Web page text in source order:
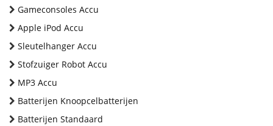
Gameconsoles Accu
Apple iPod Accu
Sleutelhanger Accu
Stofzuiger Robot Accu
MP3 Accu
Batterijen Knoopcelbatterijen
Batterijen Standaard